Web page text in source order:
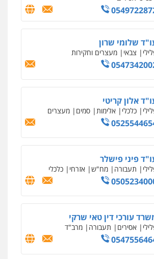
שלומי שרון
צבאי מעצרים וחקירות
אלון קריטי
כלכלי אלימות סמים מעצרים
פיני פישלר
תעבורה מח"ש אזרחי כלכלי
עורכי דין טאי שרקי
אסירים תעבורה מרב"ד